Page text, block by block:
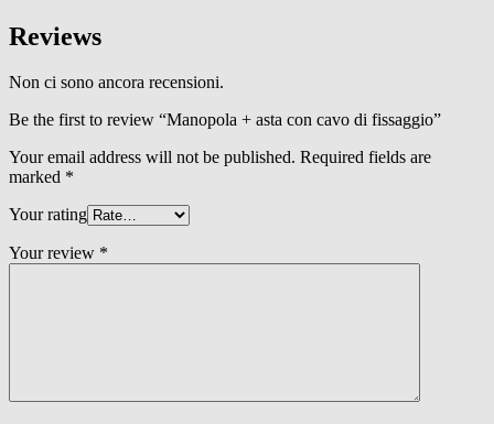
Reviews
Non ci sono ancora recensioni.
Be the first to review “Manopola + asta con cavo di fissaggio”
Your email address will not be published. Required fields are
marked *
Your rating
Your review *